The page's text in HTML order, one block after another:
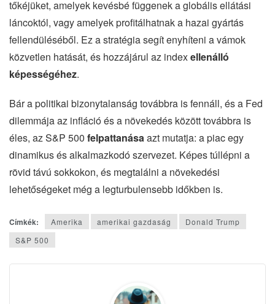
tőkéjüket, amelyek kevésbé függenek a globális ellátási
láncoktól, vagy amelyek profitálhatnak a hazai gyártás
fellendüléséből. Ez a stratégia segít enyhíteni a vámok
közvetlen hatását, és hozzájárul az indexellenálló
képességéhez.
Bár a politikai bizonytalanság továbbra is fennáll, és a Fed
dilemmája az infláció és a növekedés között továbbra is
éles, az S&P 500 felpattanásaazt mutatja: a piac egy
dinamikus és alkalmazkodó szervezet. Képes túllépni a
rövid távú sokkokon, és megtalálni a növekedési
lehetőségeket még a legturbulensebb időkben is.
Címkék: Amerika amerikai gazdaság
Donald Trump
S&P 500